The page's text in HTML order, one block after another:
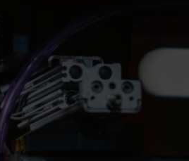
Mate ®Handwerkzeug